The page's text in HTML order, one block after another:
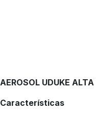
AEROSOL UDUKE
Características